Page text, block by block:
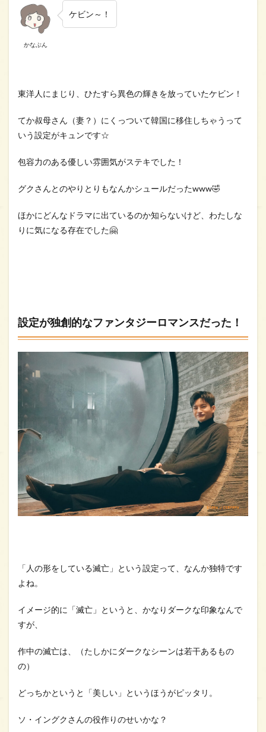
かなぶん
ケビン～！
東洋人にまじり、ひたすら異色の輝きを放っていたケビン！
てか叔母さん（妻？）にくっついて韓国に移住しちゃうって
いう設定がキュンです☆
包容力のある優しい雰囲気がステキでした！
グクさんとのやりとりもなんかシュールだったwww🤣
ほかにどんなドラマに出ているのか知らないけど、わたしな
りに気になる存在でした🤗
設定が独創的なファンタジーロマンスだった！
「人の形をしている滅亡」という設定って、なんか独特です
よね。
イメージ的に「滅亡」というと、かなりダークな印象なんで
すが、
作中の滅亡は、（たしかにダークなシーンは若干あるもの
の）
どっちかというと「美しい」というほうがピッタリ。
ソ・イングクさんの役作りのせいかな？